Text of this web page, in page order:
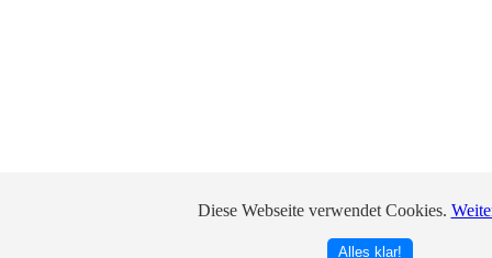
Diese Webseite verwendet Cookies.
Alles klar!